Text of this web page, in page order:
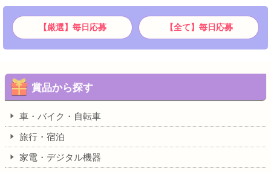
【厳選】毎日応募 【全て】毎日応募
賞品から探す
車・バイク・自転車
旅行・宿泊
家電・デジタル機器